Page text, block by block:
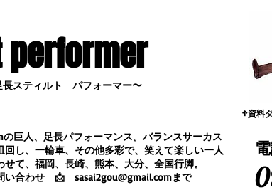
スティルト パフォーマー〜
​↑資料
巨人、足長パフォーマンス。 バランスサーカス
し、一輪車、その他多彩で、笑えて楽しい一人
て、福岡、長崎、熊本、大分、全国行脚。
せ 📩 sasai2gou@gmail.comまで